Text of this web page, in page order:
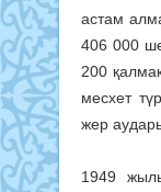
астам
406 000
200
месхет
жер
1949